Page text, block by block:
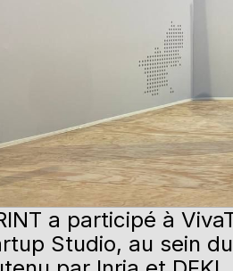
a participé à
Studio, au sein